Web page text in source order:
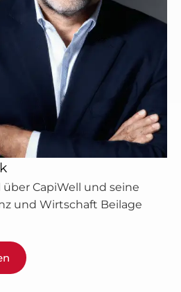
CapiWell und seine
und Wirtschaft Beilage